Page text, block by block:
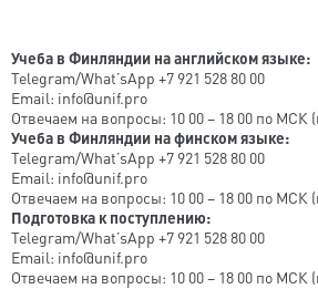
Учеба в Финляндии на английском языке:
Telegram/What’sApp +7 921 528 80 00
Email: info@unif.pro
Отвечаем на вопросы: 10 00 – 18 00 по МСК
Учеба в Финляндии на финском языке:
Telegram/What’sApp +7 921 528 80 00
Email: info@unif.pro
Отвечаем на вопросы: 10 00 – 18 00 по МСК
Подготовка к поступлению:
Telegram/What’sApp +7 921 528 80 00
Email: info@unif.pro
Отвечаем на вопросы: 10 00 – 18 00 по МСК